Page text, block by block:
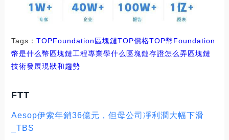
Tags： TOPFoundation 區塊鏈TOP價格TOP幣Foundation
幣是什么幣區塊鏈工程專業學什么 區塊鏈存證怎么弄區塊鏈
技術發展現狀和趨勢
FTT
Aesop伊索年銷36億元，但母公司凈利潤大幅下滑
_TBS